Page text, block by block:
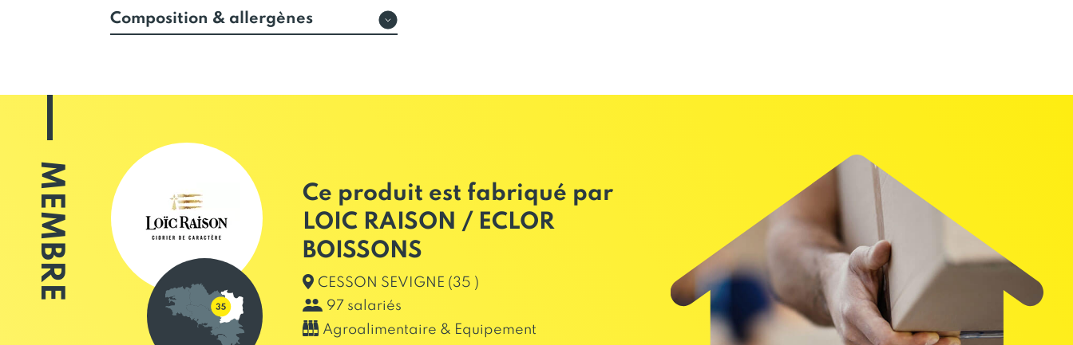
Composition & allergènes
MEMBRE
Ce produit est fabriqué par
LOIC RAISON / ECLOR
BOISSONS
CESSON SEVIGNE (35 )
97 salariés
Agroalimentaire & Equipement